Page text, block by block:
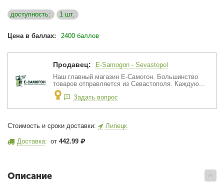
доступность: 1 шт.
Цена в баллах: 2400 баллов
Продавец:
E-Samogon - Sevastopol
Наш главный магазин Е-Самогон. Большинство
товаров отправляется из Севастополя. Каждую...
Задать вопрос
Стоимость и сроки доставки: Липецк
Доставка: от442.99 ₽
Описание